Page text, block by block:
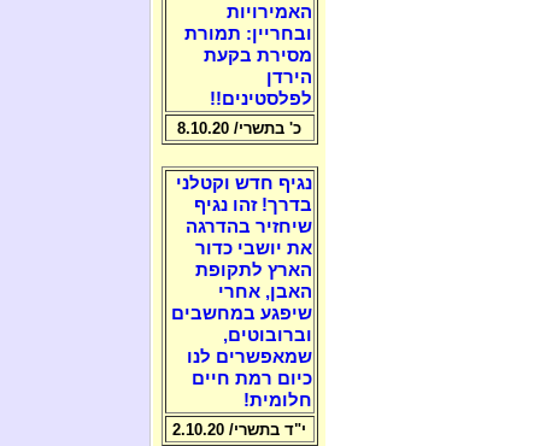
האמירויות
ובחריין: תמורת
מסירת בקעת
הירדן
לפלסטינים!!
כ' בתשרי/ 8.10.20
נגיף חדש וקטלני
בדרך! זהו נגיף
שיחזיר בהדרגה
את יושבי כדור
הארץ לתקופת
האבן, אחרי
שיפגע במחשבים
וברובוטים,
שמאפשרים לנו
כיום רמת חיים
חלומית!
י"ד בתשרי/ 2.10.20